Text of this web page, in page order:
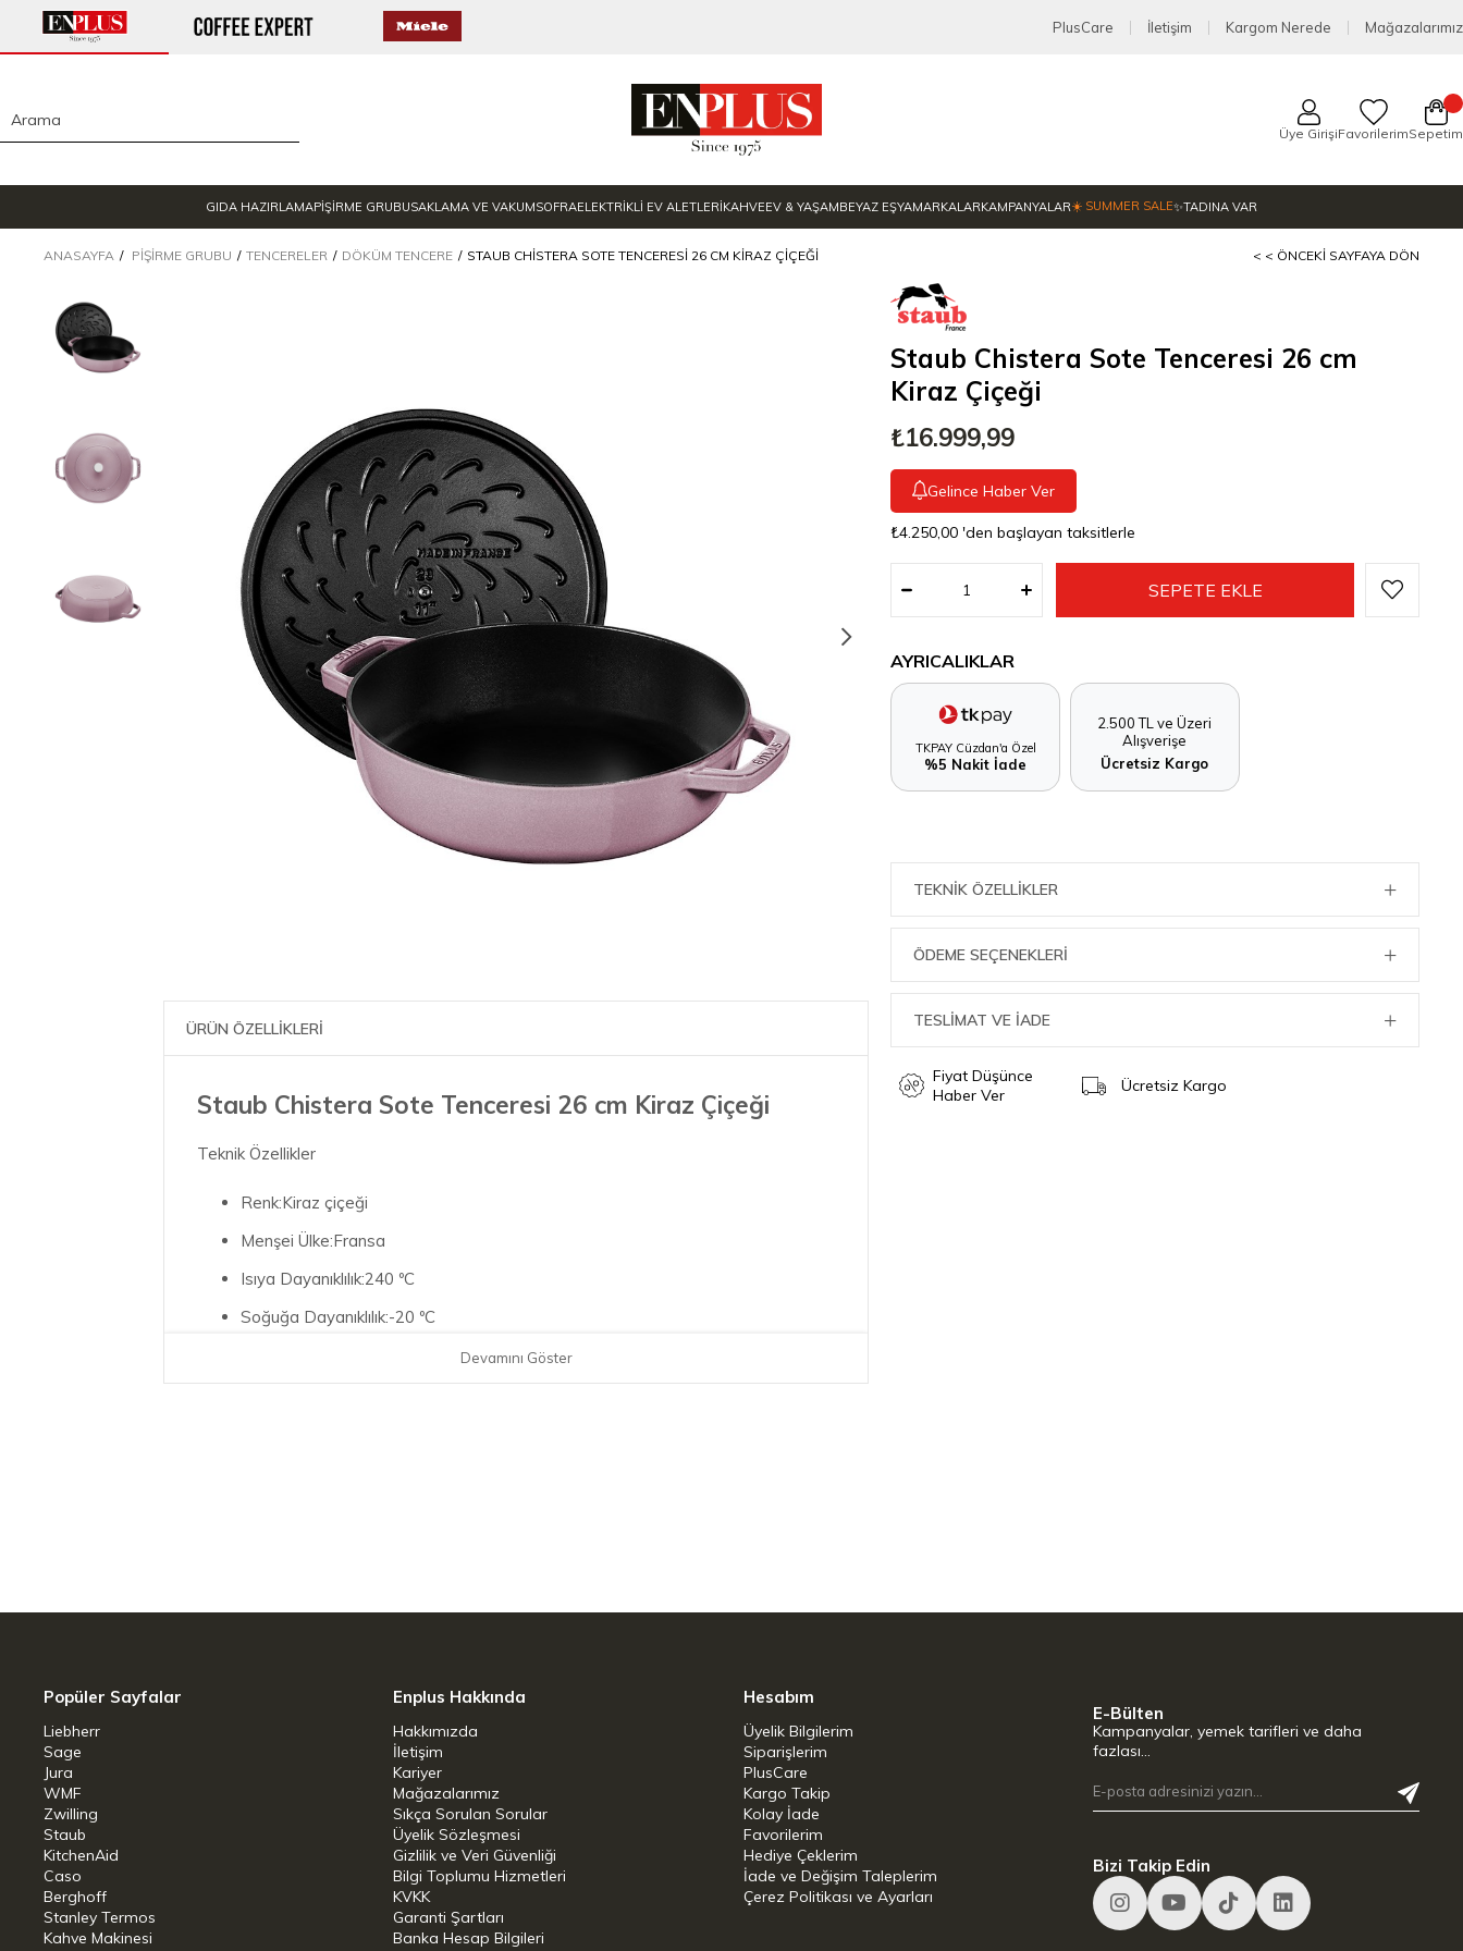
PlusCare İletişim Kargom Nerede Mağazalarımız
Üye GirişiFavorilerimSepetim
GIDA HAZIRLAMAPİŞİRME GRUBUSAKLAMA VE VAKUMSOFRAELEKTRİKLİ EV ALETLERİKAHVEEV & YAŞAMBEYAZ EŞYAMARKALARKAMPANYALAR☀️ SUMMER SALE✨TADINA VAR
ANASAYFA PIŞIRME GRUBU TENCERELER DÖKÜM TENCERE STAUB CHISTERA SOTE TENCERESI 26 CM KIRAZ ÇIÇEĞI < < ÖNCEKI SAYFAYA DÖN
ÜRÜN ÖZELLİKLERİ
Staub Chistera Sote Tenceresi 26 cm Kiraz Çiçeği
Teknik Özellikler
Renk:Kiraz çiçeği
Menşei Ülke:Fransa
Isıya Dayanıklılık:240 ºC
Soğuğa Dayanıklılık:-20 ºC
Bulaşık Makinesinde Yıkanabilme:Evet
Ürün Uzunluğu:33,00 cm
Ürün Genişliği:26,00 cm
Devamını Göster
Staub Chistera Sote Tenceresi 26 cm
Kiraz Çiçeği
₺16.999,99
Gelince Haber Ver
₺4.250,00 'den başlayan taksitlerle
AYRICALIKLAR
TKPAY Cüzdan'a Özel
%5 Nakit İade
2.500 TL ve Üzeri
Alışverişe
Ücretsiz Kargo
TEKNIK ÖZELLIKLER
ÖDEME SEÇENEKLERI
TESLİMAT VE İADE
Fiyat Düşünce
Haber Ver
Ücretsiz Kargo
Popüler Sayfalar
Liebherr
Sage
Jura
WMF
Zwilling
Staub
KitchenAid
Caso
Berghoff
Stanley Termos
Kahve Makinesi
Enplus Hakkında
Hakkımızda
İletişim
Kariyer
Mağazalarımız
Sıkça Sorulan Sorular
Üyelik Sözleşmesi
Gizlilik ve Veri Güvenliği
Bilgi Toplumu Hizmetleri
KVKK
Garanti Şartları
Banka Hesap Bilgileri
Hesabım
Üyelik Bilgilerim
Siparişlerim
PlusCare
Kargo Takip
Kolay İade
Favorilerim
Hediye Çeklerim
İade ve Değişim Taleplerim
Çerez Politikası ve Ayarları
E-Bülten
Kampanyalar, yemek tarifleri ve daha
fazlası…
Bizi Takip Edin